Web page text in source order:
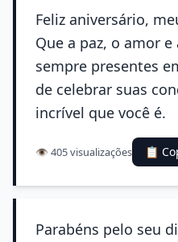
Feliz aniversário,
Que a paz, o amor
sempre presentes
de celebrar suas
incrível que você é.
👁️ 405 visualizações 📋
Parabéns pelo seu